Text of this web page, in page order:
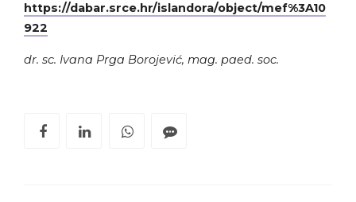
https://dabar.srce.hr/islandora/object/mef%3A10
922
dr. sc. Ivana Prga Borojević, mag. paed. soc.